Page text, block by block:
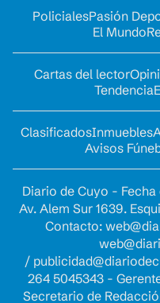
PolicialesPasión
El Mundo
Cartas del lector
Tendencia
ClasificadosInmuebles
Avisos
Diario de Cuyo -
Av. Alem Sur 1639.
Contacto:
/
264 5045343 -
Secretario de